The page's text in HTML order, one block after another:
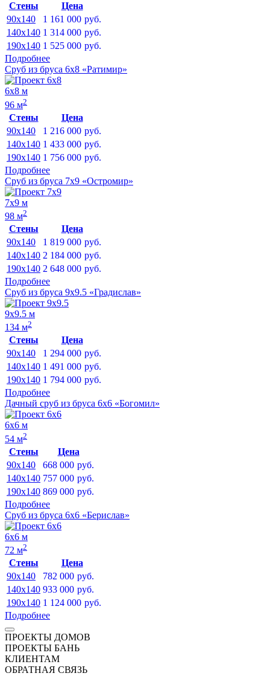
Стены
Цена
90x140
1 161 000 руб.
140x140 1 314 000 руб.
190x140 1 525 000 руб.
Подробнее
Сруб из бруса 6х8 «Ратимир»
6х8 м
96 м2
Стены
Цена
90x140
1 216 000 руб.
140x140 1 433 000 руб.
190x140 1 756 000 руб.
Подробнее
Сруб из бруса 7х9 «Остромир»
7х9 м
98 м2
Стены
Цена
90x140
1 819 000 руб.
140x140 2 184 000 руб.
190x140 2 648 000 руб.
Подробнее
Сруб из бруса 9х9.5 «Градислав»
9х9.5 м
134 м2
Стены
Цена
90x140
1 294 000 руб.
140x140 1 491 000 руб.
190x140 1 794 000 руб.
Подробнее
Дачный сруб из бруса 6х6 «Богомил»
6х6 м
54 м2
Стены
Цена
90x140
668 000 руб.
140x140 757 000 руб.
190x140 869 000 руб.
Подробнее
Сруб из бруса 6х6 «Берислав»
6х6 м
72 м2
Стены
Цена
90x140
782 000 руб.
140x140 933 000 руб.
190x140 1 124 000 руб.
Подробнее
ПРОЕКТЫ ДОМОВ
ПРОЕКТЫ БАНЬ
КЛИЕНТАМ
ОБРАТНАЯ СВЯЗЬ